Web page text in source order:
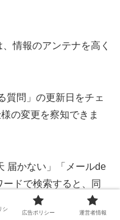
情報のアンテナを高く
質問」の更新日をチェ
の変更を察知できま
届かない」「メールde
ドで検索すると、同
タイムな情報や、画
多々あります。
シ
広告ポリシー 運営者情報